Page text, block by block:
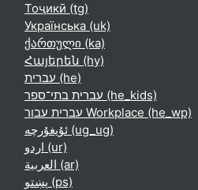
Тоҷикӣ ‎(tg)‎
Українська ‎(uk)‎
ქართული ‎(ka)‎
Հայերեն ‎(hy)‎
עברית ‎(he)‎
עברית בתי־ספר ‎(he_kids)‎
עברית עבור Workplace ‎(he_wp)‎
ئۇيغۇرچە ‎(ug_ug)‎
اردو ‎(ur)‎
العربية ‎(ar)‎
پښتو ‎(ps)‎